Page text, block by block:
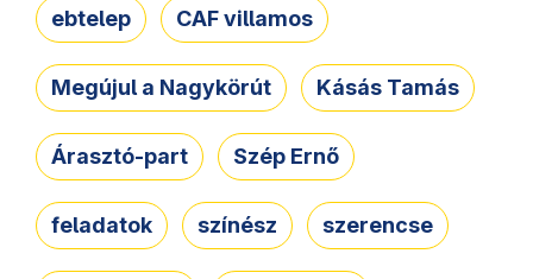
ebtelep CAF villamos
Megújul a Nagykörút Kásás Tamás
Árasztó-part Szép Ernő
feladatok színész szerencse